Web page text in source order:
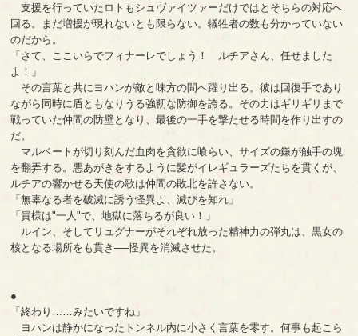
支援を行っていたロトもシュヴァイツァーだけではとそちらの対応へ
回る。まだ増援が現れないとも限らない。犠牲者の数も分かっていない
のだから。
「さて、ここいらでフィナーレでしょう！ ルチアさん、任せました
よ！」
その言葉と共にヨハンが敵と味方の間へ躍り出る。彼は回復手であり
ながら同時に盾ともなりうる強靭な防御を誇る。その力はギリギリまで
戦っていた仲間の防壁となり、最後の一手を撃たせる時間を作り出すの
だ。
マルベートが切り刻んだ血肉を貪欲に喰らい、サイズの鎌が触手の塊
を翻弄する。悪あがきをするように髪がイレギュラーズたちを貫くが、
ルチアの響かせる天使の歌は仲間の敗北を許さない。
「無辜なる者を破滅に誘う怪異よ、滅びを知れ」
「貴様は"一人"で、地獄に落ちるが良い！」
ルイン、そしてリュグナーがそれぞれ放った精神力の弾丸は、黒女の
核となる場所をも貫き──怪異を消滅させた。
●
「終わり……みたいですね」
ヨハンは静かになったトンネル内に小さく言葉を零す。何事も起こら